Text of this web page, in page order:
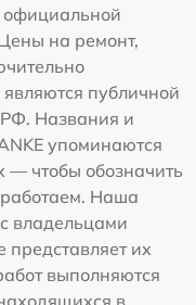
официальной
на ремонт,
публичной
РФ. Названия и
упоминаются
— чтобы обозначить
Наша
владельцами
их
выполняются
в